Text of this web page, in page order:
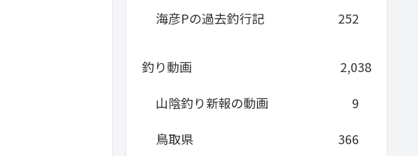
海彦Pの過去釣行記
252
釣り動画
2,038
山陰釣り新報の動画
9
鳥取県
366